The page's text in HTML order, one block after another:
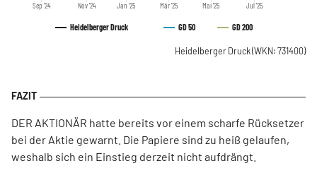
Heidelberger Druck GD 50 GD 200
Sep '24 Nov '24 Jan '25 Mär '25 Mai '25 Jul '25
Heidelberger Druck(WKN: 731400)
DER AKTIONÄR hatte bereits vor einem scharfe Rücksetzer
bei der Aktie gewarnt. Die Papiere sind zu heiß gelaufen,
weshalb sich ein Einstieg derzeit nicht aufdrängt.